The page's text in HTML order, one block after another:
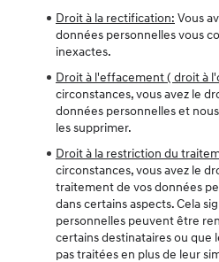
Droit à la rectification: Vous
données personnelles vous
inexactes.
Droit à l'effacement ( droit à
circonstances, vous avez le
données personnelles et
les supprimer.
Droit à la restriction du
circonstances, vous avez le
traitement de vos données
dans certains aspects. Cela
personnelles peuvent être
certains destinataires ou que
pas traitées en plus de leur